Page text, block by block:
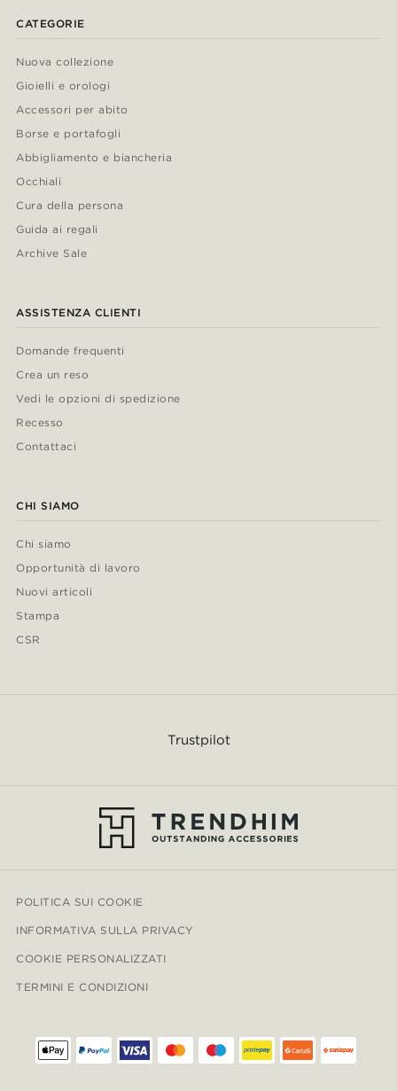
CATEGORIE
Nuova collezione
Gioielli e orologi
Accessori per abito
Borse e portafogli
Abbigliamento e biancheria
Occhiali
Cura della persona
Guida ai regali
Archive Sale
ASSISTENZA CLIENTI
Domande frequenti
Crea un reso
Vedi le opzioni di spedizione
Recesso
Contattaci
CHI SIAMO
Chi siamo
Opportunità di lavoro
Nuovi articoli
Stampa
CSR
Trustpilot
POLITICA SUI COOKIE
INFORMATIVA SULLA PRIVACY
COOKIE PERSONALIZZATI
TERMINI E CONDIZIONI